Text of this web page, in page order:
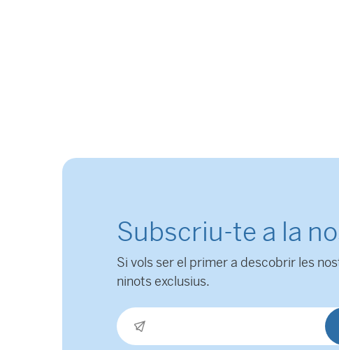
Subscriu-te a la
Si vols ser el primer a descobrir les
ninots exclusius.